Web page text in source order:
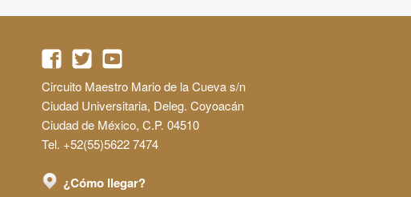
Circuito Maestro Mario de la Cueva s/n
Ciudad Universitaria, Deleg. Coyoacán
Ciudad de México, C.P. 04510
Tel. +52(55)5622 7474
¿Cómo llegar?